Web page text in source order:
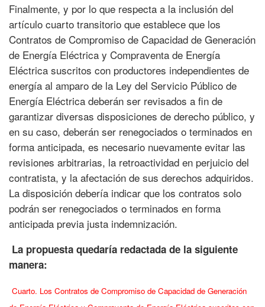
Finalmente, y por lo que respecta a la inclusión del
artículo cuarto transitorio que establece que los
Contratos de Compromiso de Capacidad de Generación
de Energía Eléctrica y Compraventa de Energía
Eléctrica suscritos con productores independientes de
energía al amparo de la Ley del Servicio Público de
Energía Eléctrica deberán ser revisados a fin de
garantizar diversas disposiciones de derecho público, y
en su caso, deberán ser renegociados o terminados en
forma anticipada, es necesario nuevamente evitar las
revisiones arbitrarias, la retroactividad en perjuicio del
contratista, y la afectación de sus derechos adquiridos.
La disposición debería indicar que los contratos solo
podrán ser renegociados o terminados en forma
anticipada previa justa indemnización.
La propuesta quedaría redactada de la siguiente
manera:
Cuarto. Los Contratos de Compromiso de Capacidad de Generación